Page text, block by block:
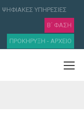
ΨΗΦΙΑΚΕΣ ΥΠΗΡΕΣΙΕΣ
Β΄ ΦΑΣΗ
ΠΡΟΚΗΡΥΞΗ - ΑΡΧΕΙΟ